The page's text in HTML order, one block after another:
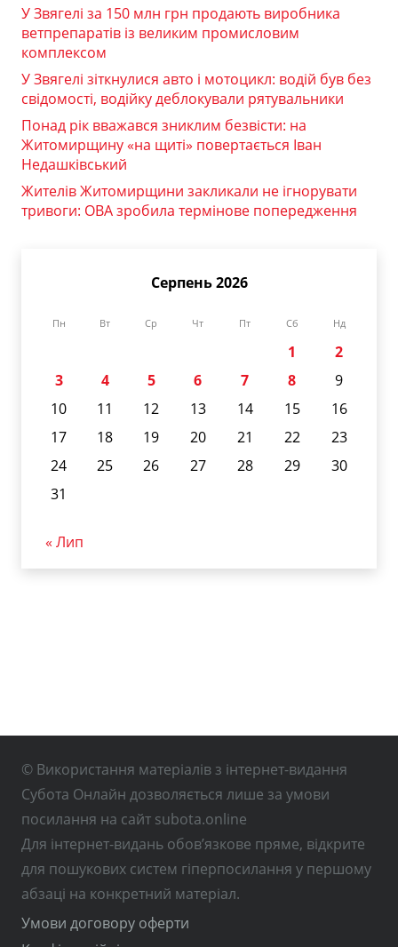
У Звягелі за 150 млн грн продають виробника
ветпрепаратів із великим промисловим
комплексом
У Звягелі зіткнулися авто і мотоцикл: водій був без
свідомості, водійку деблокували рятувальники
Понад рік вважався зниклим безвісти: на
Житомирщину «на щиті» повертається Іван
Недашківський
Жителів Житомирщини закликали не ігнорувати
тривоги: ОВА зробила термінове попередження
Серпень 2026
Пн Вт Ср Чт Пт Сб Нд
1
2
3
4 5 6 7 8
9
10
11 12 13 14 15
16
17
18 19 20 21 22
23
24
25 26 27 28 29
30
31
« Лип
© Використання матеріалів з інтернет-видання
Субота Онлайн дозволяється лише за умови
посилання на сайт subota.online
Для інтернет-видань обов’язкове пряме, відкрите
для пошукових систем гіперпосилання у першому
абзаці на конкретний матеріал.
Умови договору оферти